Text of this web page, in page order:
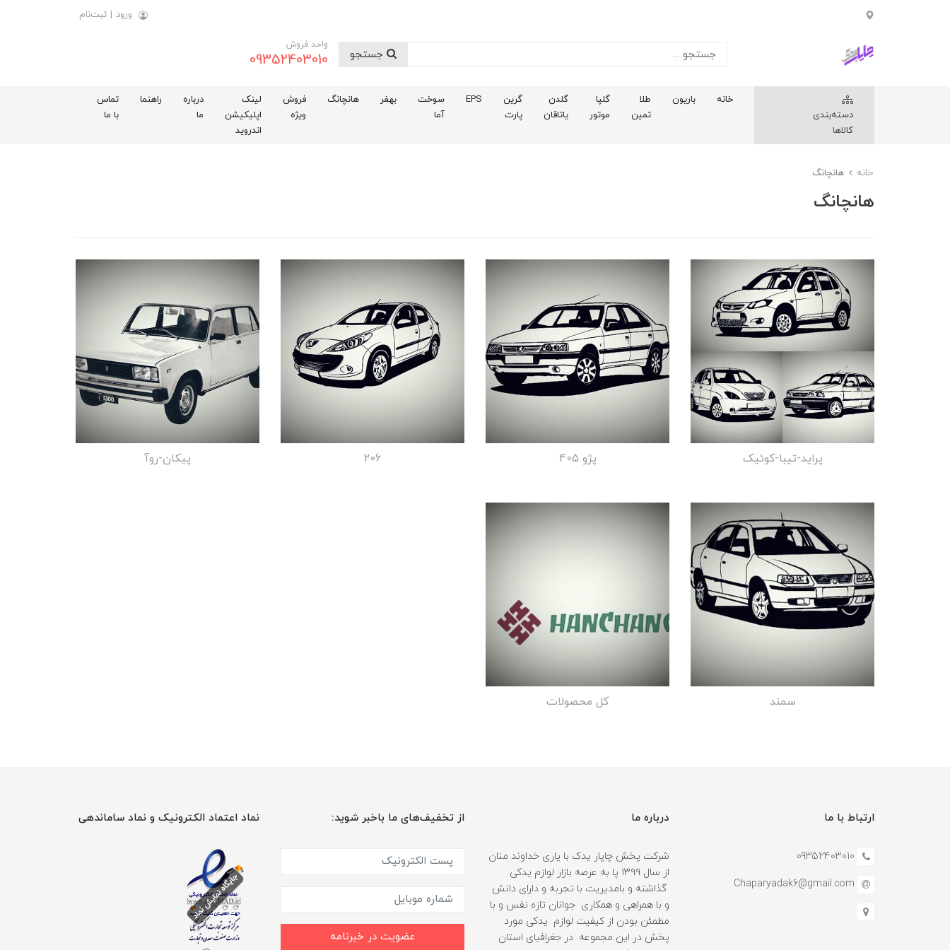
ورود | ثبت‌نام
واحد فروش
09352403010
دسته‌بندی
کالاها
خانه باریون
طلا
تمین
گلپا
موتور
گلدن
یاتاقان
گرین
پارت
EPS
سوخت
آما
بهفر هانچانگ
فروش
ویژه
لینک
اپلیکیشن
اندروید
درباره
ما
راهنما
تماس
با ما
خانه هانچانگ
هانچانگ
پراید-تیبا-کوئیک پژو 405 206 پیکان-روآ
سمند کل محصولات
ارتباط با ما
09352403010
Chaparyadak6@gmail.com
درباره ما
شرکت پخش چاپار یدک با یاری خداوند منان
از سال ۱۳۹۹ پا به عرصه بازار لوازم یدکی
گذاشته و بامدیریت با تجربه و دارای دانش
و با همراهی و همکاری جوانان تازه نفس و با
مطمئن بودن از کیفیت لوازم یدکی مورد
پخش در این مجموعه در جغرافیای استان
از تخفیف‌های ما باخبر شوید:
عضویت در خبرنامه
نماد اعتماد الکترونیک و نماد ساماندهی